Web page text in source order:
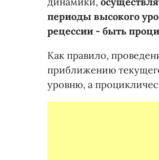
периоды высокого
рецессии - быть
Как правило,
приближению
уровню, а